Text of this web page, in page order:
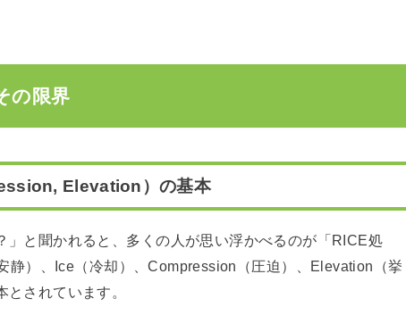
の限界
Elevation）の基本
」と聞かれると、多くの人が思い浮かべるのが「RICE処
静）、Ice（冷却）、Compression（圧迫）、Elevation（挙
とされています。